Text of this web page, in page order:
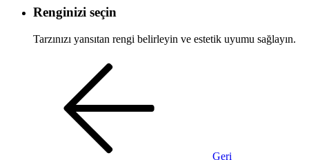
Renginizi seçin
Tarzınızı yansıtan rengi belirleyin ve estetik uyumu sağlayın.
Geri